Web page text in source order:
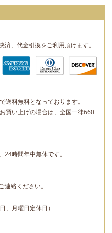
、代金引換をご利用頂けます。
送料無料となっております。
買い上げの場合は、全国一律660
24時間年中無休です。
連絡ください。
、月曜日定休日）